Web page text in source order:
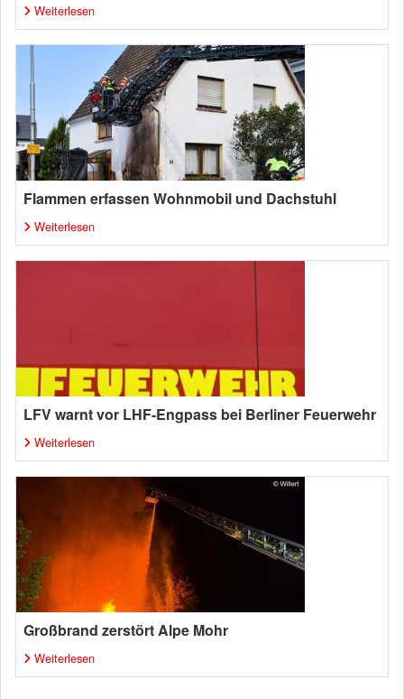
Weiterlesen
Flammen erfassen Wohnmobil und Dachstuhl
Weiterlesen
LFV warnt vor LHF-Engpass bei Berliner Feuerwehr
Weiterlesen
Großbrand zerstört Alpe Mohr
Weiterlesen